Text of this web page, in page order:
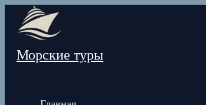
Перейти
содержимому
Морские туры